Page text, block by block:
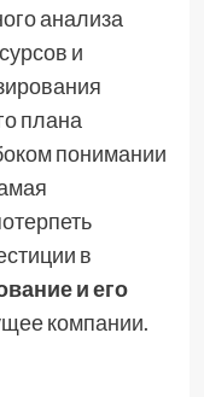
анализа
и
плана
понимании
в
и его
компании.